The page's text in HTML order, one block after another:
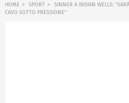
HOME SPORT
SINNER A INDIAN WELLS:
CAVO SOTTO PRESSIONE"